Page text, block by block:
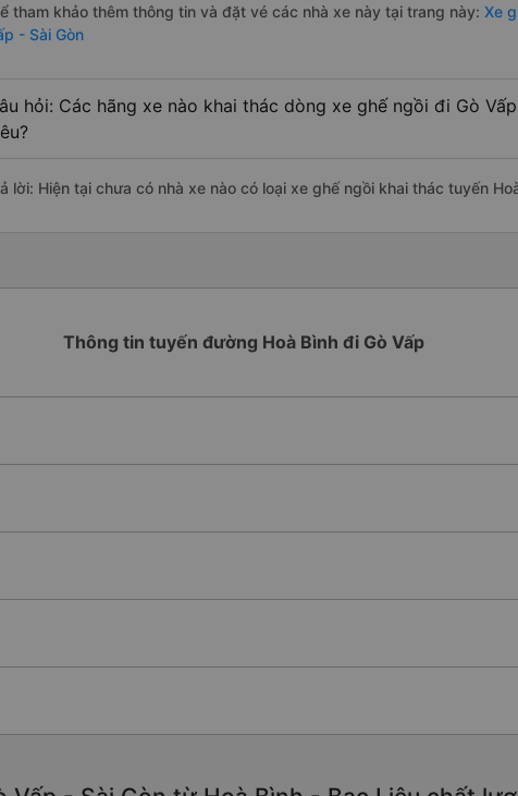
tham khảo thêm thông tin và đặt vé các nhà xe này tại trang này: Xe
- Sài Gòn
hỏi: Các hãng xe nào khai thác dòng xe ghế ngồi đi Gò
lời: Hiện tại chưa có nhà xe nào có loại xe ghế ngồi khai thác tuyến
Thông tin tuyến đường Hoà Bình đi Gò Vấp